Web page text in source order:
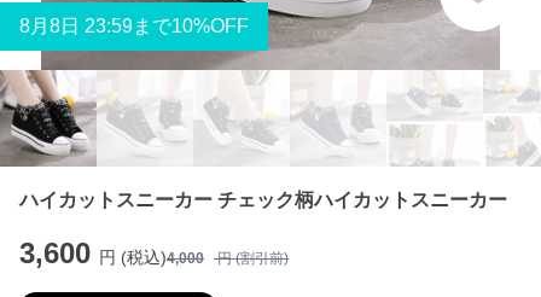
8月 8日 23:59まで10%OFF
ハイカットスニーカー チェック柄ハイカットスニーカー
3,600 円 (税込)4,000 円 (割引前)